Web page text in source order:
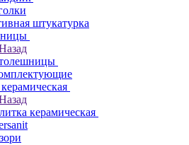
штукатурка
керамическая